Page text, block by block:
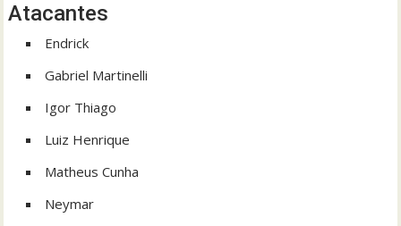
Atacantes
Endrick
Gabriel Martinelli
Igor Thiago
Luiz Henrique
Matheus Cunha
Neymar